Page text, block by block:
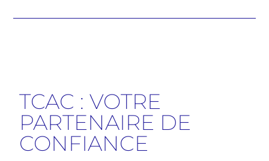
TCAC : VOTRE
PARTENAIRE DE
CONFIANCE